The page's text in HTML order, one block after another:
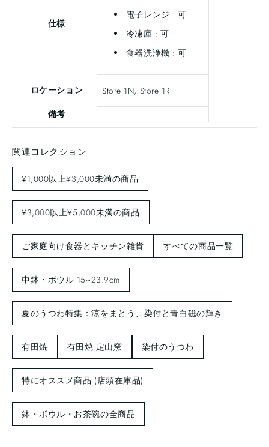
仕様
電子レンジ : 可
冷凍庫 : 可
食器洗浄機 : 可
ロケーション
Store 1N, Store 1R
備考
関連コレクション
¥1,000以上¥3,000未満の商品
¥3,000以上¥5,000未満の商品
ご家庭向け食器とキッチン雑貨 すべての商品一覧
中鉢・ボウル 15~23.9cm
夏のうつわ特集：涼をまとう、染付と青白磁の輝き
有田焼 有田焼 定山窯 染付のうつわ
特にオススメ商品 (店頭在庫品)
鉢・ボウル・お茶碗の全商品